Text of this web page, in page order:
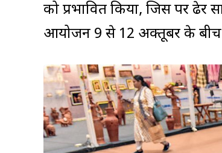
को प्रभावित किया, जिस पर ढेर
आयोजन 9 से 12 अक्तूबर के बीच